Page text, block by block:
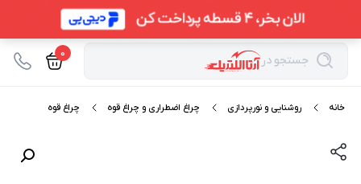
جستجو در 0
خانه روشنایی و نورپردازی چراغ اضطراری و چراغ قوه چراغ قوه